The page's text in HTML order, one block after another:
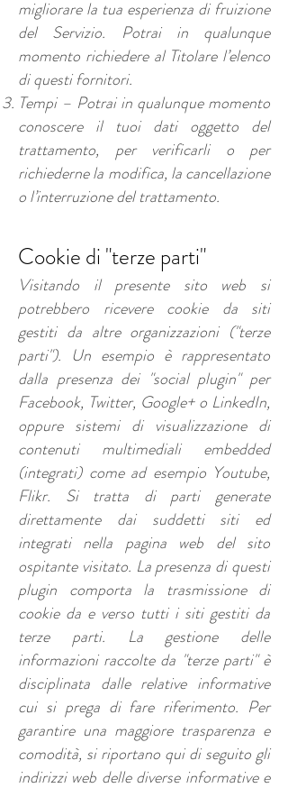
migliorare la tua esperienza di fruizione
del Servizio. Potrai in qualunque
momento richiedere al Titolare l’elenco
di questi fornitori.
Tempi – Potrai in qualunque momento
conoscere il tuoi dati oggetto del
trattamento, per verificarli o per
richiederne la modifica, la cancellazione
o l’interruzione del trattamento.
Cookie di "terze parti"
Visitando il presente sito web si
potrebbero ricevere cookie da siti
gestiti da altre organizzazioni ("terze
parti"). Un esempio è rappresentato
dalla presenza dei "social plugin" per
Facebook, Twitter, Google+ o LinkedIn,
oppure sistemi di visualizzazione di
contenuti multimediali embedded
(integrati) come ad esempio Youtube,
Flikr. Si tratta di parti generate
direttamente dai suddetti siti ed
integrati nella pagina web del sito
ospitante visitato. La presenza di questi
plugin comporta la trasmissione di
cookie da e verso tutti i siti gestiti da
terze parti. La gestione delle
informazioni raccolte da "terze parti" è
disciplinata dalle relative informative
cui si prega di fare riferimento. Per
garantire una maggiore trasparenza e
comodità, si riportano qui di seguito gli
indirizzi web delle diverse informative e